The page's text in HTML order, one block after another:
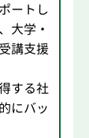
ートし
大学・
講支援
する社
にバッ